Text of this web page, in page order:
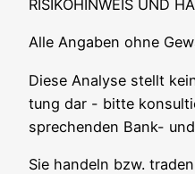
RISIKOHINWEIS UND
Alle Anga­ben ohne
Die­se Ana­ly­se stellt
tung dar - bit­te
spre­chen­den Bank-
Sie han­deln bzw.